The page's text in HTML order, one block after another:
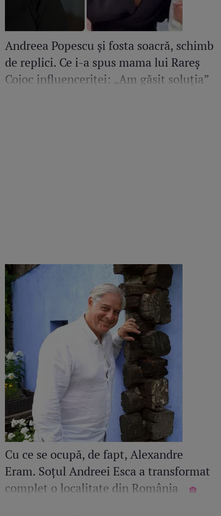
Andreea Popescu și fosta soacră, schimb
de replici. Ce i-a spus mama lui Rareș
Cojoc influenceriței: „Am găsit soluția”
Cu ce se ocupă, de fapt, Alexandre
Eram. Soțul Andreei Esca a transformat
complet o localitate din România